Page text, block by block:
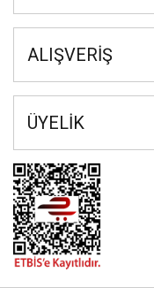
ALIŞVERİŞ
ÜYELİK